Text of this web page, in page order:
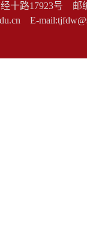
十路17923号 邮
E-